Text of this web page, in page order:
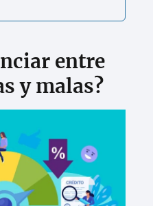
entre
y malas?